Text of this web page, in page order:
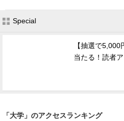
Special
【抽選で
当たる！読者
「大学」のアクセスランキング